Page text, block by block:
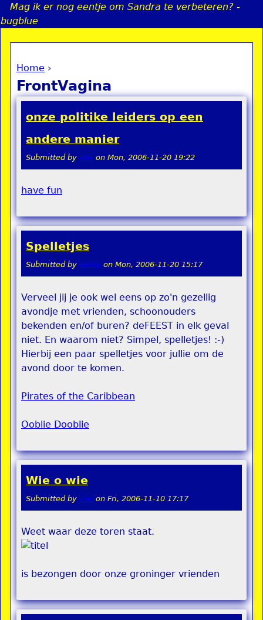
Jump to navigation
Mag ik er nog eentje om Sandra te verbeteren? -
bugblue
You are here
Home ›
FrontVagina
onze politike leiders op een
andere manier
Submitted by stel on Mon, 2006-11-20 19:22
have fun
Spelletjes
Submitted by teddy on Mon, 2006-11-20 15:17
Verveel jij je ook wel eens op zo'n gezellig
avondje met vrienden, schoonouders
bekenden en/of buren? deFEEST in elk geval
niet. En waarom niet? Simpel, spelletjes! :-)
Hierbij een paar spelletjes voor jullie om de
avond door te komen.
Pirates of the Caribbean
Ooblie Dooblie
Wie o wie
Submitted by stel on Fri, 2006-11-10 17:17
Weet waar deze toren staat.
is bezongen door onze groninger vrienden